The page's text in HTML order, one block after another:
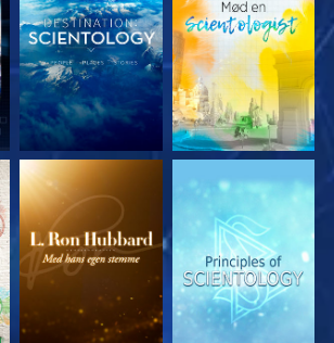
UDFORSK SERIEN UDFORSK SERIEN